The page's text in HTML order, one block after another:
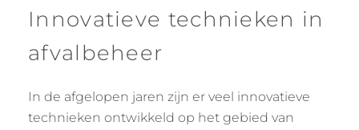
Innovatieve technieken in
afvalbeheer
In de afgelopen jaren zijn er veel innovatieve
technieken ontwikkeld op het gebied van